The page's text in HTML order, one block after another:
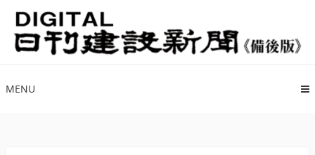
ナ
ビ
ゲ
シ
コ
ン
テ
ツ
MENU